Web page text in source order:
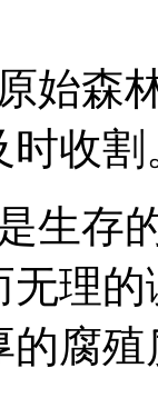
森林
时收割
存的
理
的腐殖